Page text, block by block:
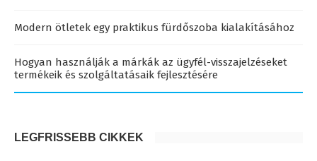
Modern ötletek egy praktikus fürdőszoba kialakításához
Hogyan használják a márkák az ügyfél-visszajelzéseket
termékeik és szolgáltatásaik fejlesztésére
LEGFRISSEBB CIKKEK